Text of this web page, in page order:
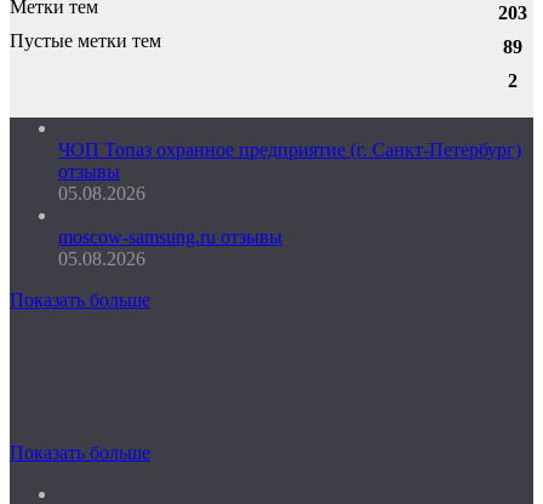
203
Метки тем
89
Пустые метки тем
2
ЧОП Топаз охранное предприятие (г. Санкт-Петербург)
отзывы
05.08.2026
moscow-samsung.ru отзывы
05.08.2026
Показать больше
Показать больше